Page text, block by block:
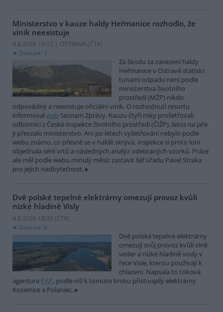
Ministerstvo v kauze haldy Heřmanice rozhodlo, že
viník neexistuje
4.8.2026 19:12 | OSTRAVA (ČTK)
Diskuse: 2
Za škodu za zavezení haldy
Heřmanice v Ostravě statisíci
tunami odpadu není podle
ministerstva životního
prostředí (MŽP) nikdo
odpovědný a neexistuje oficiální viník. O rozhodnutí resortu
informoval web Seznam Zprávy. Kauzu čtyři roky prošetřovali
odborníci z České inspekce životního prostředí (ČIŽP), letos na jaře
ji převzalo ministerstvo. Ani po letech vyšetřování nebylo podle
webu známo, co přesně se v haldě skrývá, inspekce si proto loni
objednala sérii vrtů a následných analýz odebraných vzorků. Práce
ale měl podle webu minulý měsíc zastavit šéf úřadu Pavel Straka
pro jejich nadbytečnost.
Dvě polské tepelné elektrárny omezují provoz kvůli
nízké hladině Visly
4.8.2026 18:35 (ČTK)
Diskuse: 6
Dvě polské tepelné elektrárny
omezují svůj provoz kvůli vlně
veder a nízké hladině vody v
řece Visle, kterou používají k
chlazení. Napsala to tisková
agentura PAP, podle níž k tomuto kroku přistoupily elektrárny
Kozienice a Polaniec.